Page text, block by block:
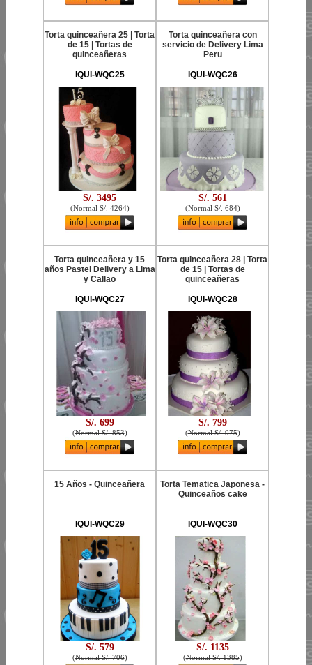
Torta quinceañera 25 | Torta
de 15 | Tortas de
quinceañeras
IQUI-WQC25
S/. 3495
(Normal S/. 4264)
Torta quinceañera con
servicio de Delivery Lima
Peru
IQUI-WQC26
S/. 561
(Normal S/. 684)
Torta quinceañera y 15
años Pastel Delivery a Lima
y Callao
IQUI-WQC27
S/. 699
(Normal S/. 853)
Torta quinceañera 28 | Torta
de 15 | Tortas de
quinceañeras
IQUI-WQC28
S/. 799
(Normal S/. 975)
15 Años - Quinceañera
IQUI-WQC29
S/. 579
(Normal S/. 706)
Torta Tematica Japonesa -
Quinceaños cake
IQUI-WQC30
S/. 1135
(Normal S/. 1385)